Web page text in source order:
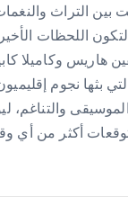
التراث
الأخيرة من
هاريس وكاميلا
نجوم
والتناغم،
أكثر من أي